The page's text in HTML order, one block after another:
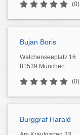
(0)
Bujan Boris
Walchenseeplatz 16
81539 München
(0)
Burggraf Harald